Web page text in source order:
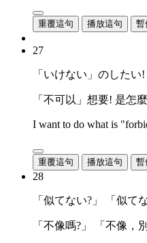
重覆這句 播放這句 暫
27
「いけない」のした
「不可以」想要! 是怎
I want to do what is
重覆這句 播放這句 暫
28
「似てない?」 「似て
「不像嗎?」 「不像，